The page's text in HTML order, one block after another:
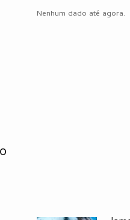
Nenhum dado até agora.